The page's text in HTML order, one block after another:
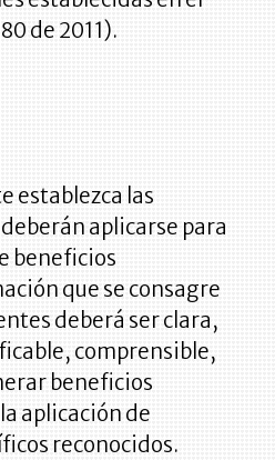
de 2011).
establezca las
aplicarse para
beneficios
que se consagre
deberá ser clara,
comprensible,
beneficios
aplicación de
reconocidos.